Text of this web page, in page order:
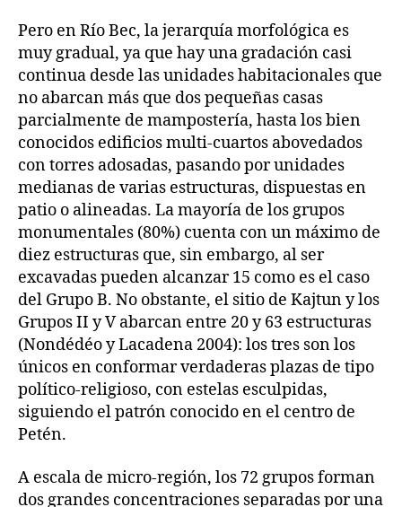
Pero en Río Bec, la jerarquía morfológica es
muy gradual, ya que hay una gradación casi
continua desde las unidades habitacionales que
no abarcan más que dos pequeñas casas
parcialmente de mampostería, hasta los bien
conocidos edificios multi-cuartos abovedados
con torres adosadas, pasando por unidades
medianas de varias estructuras, dispuestas en
patio o alineadas. La mayoría de los grupos
monumentales (80%) cuenta con un máximo de
diez estructuras que, sin embargo, al ser
excavadas pueden alcanzar 15 como es el caso
del Grupo B. No obstante, el sitio de Kajtun y los
Grupos II y V abarcan entre 20 y 63 estructuras
(Nondédéo y Lacadena 2004): los tres son los
únicos en conformar verdaderas plazas de tipo
político-religioso, con estelas esculpidas,
siguiendo el patrón conocido en el centro de
Petén.
A escala de micro-región, los 72 grupos forman
dos grandes concentraciones separadas por una